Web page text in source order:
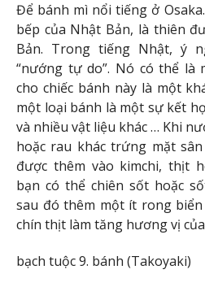
Để bánh mì nổi tiếng ở
bếp của Nhật Bản, là thiên
Bản. Trong tiếng Nhật, ý
“nướng tự do”. Nó có thể
cho chiếc bánh này là một
một loại bánh là một sự kết
và nhiều vật liệu khác … Khi
hoặc rau khác trứng mặt
được thêm vào kimchi, thịt
bạn có thể chiên sốt hoặc
sau đó thêm một ít rong
chín thịt làm tăng hương vị
bạch tuộc 9. bánh (Takoyaki)